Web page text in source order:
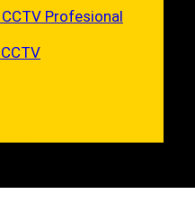
Profesional